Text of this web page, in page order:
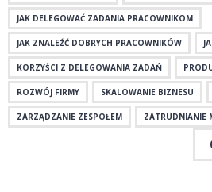
JAK DELEGOWAĆ ZADANIA PRACOWNIKOM
JAK ZNALEŹĆ DOBRYCH PRACOWNIKÓW
KORZYŚCI Z DELEGOWANIA ZADAŃ
ROZWÓJ FIRMY SKALOWANIE BIZNESU
ZARZĄDZANIE ZESPOŁEM ZATRUDNIANIE